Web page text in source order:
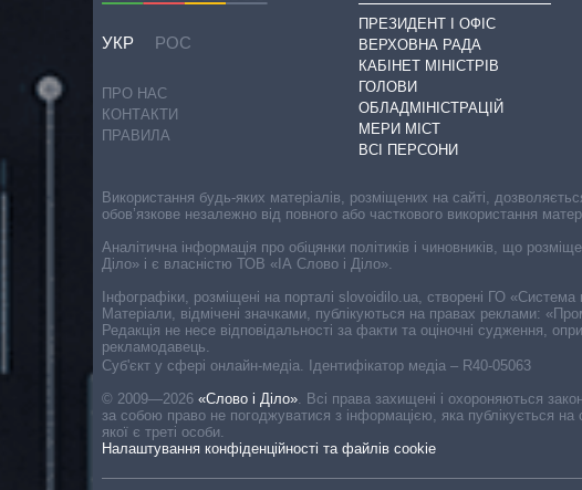
УКР РОС
ПРО НАС
КОНТАКТИ
ПРАВИЛА
ПРЕЗИДЕНТ І ОФІС
ВЕРХОВНА РАДА
КАБІНЕТ МІНІСТРІВ
ГОЛОВИ
ОБЛАДМІНІСТРАЦІЙ
МЕРИ МІСТ
ВСІ ПЕРСОНИ
Cуб'єкт у сфері онлайн-медіа. Ідентифікатор медіа – R40-05063
© 2009—2026 «Слово і Діло»
Всі права захищені і охороняються
за собою право не погоджуватися з інформацією, яка публікується на
якої є треті особи.
Налаштування конфіденційності та файлів cookie
Використання будь-яких матеріалів, розміщених на сайті,
обов’язкове незалежно від повного або часткового використання
Аналітична інформація про обіцянки політиків і чиновників, що
Діло» і є власністю ТОВ «ІА Слово і Діло».
Інфографіки, розміщені на порталі slovoidilo.ua, створені ГО
Матеріали, відмічені значками, публікуються на правах реклами:
Редакція не несе відповідальності за факти та оціночні судження,
рекламодавець.